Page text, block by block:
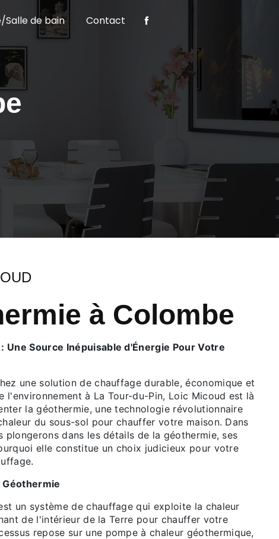
Salle de bain Contact
à Colombe
Une Source Inépuisable d'Énergie Pour Votre
une solution de chauffage durable, économique et
l'environnement à La Tour-du-Pin, Loic Micoud est là
la géothermie, une technologie révolutionnaire
du sous-sol pour chauffer votre maison. Dans
plongerons dans les détails de la géothermie, ses
elle constitue un choix judicieux pour votre
un système de chauffage qui exploite la chaleur
de l'intérieur de la Terre pour chauffer votre
repose sur une pompe à chaleur géothermique,